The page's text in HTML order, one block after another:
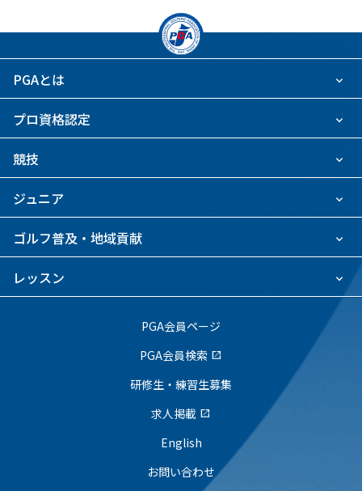
PGAとは
プロ資格認定
競技
ジュニア
ゴルフ普及・地域貢献
レッスン
PGA会員ページ
PGA会員検索 open_in_new
研修生・練習生募集
求人掲載 open_in_new
English
お問い合わせ